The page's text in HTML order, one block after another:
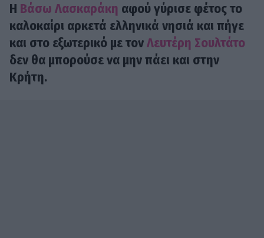
Η Βάσω Λασκαράκη αφού γύρισε φέτος το
καλοκαίρι αρκετά ελληνικά νησιά και πήγε
και στο εξωτερικό με τονΛευτέρη Σουλτάτο
δεν θα μπορούσε να μην πάει και στην
Κρήτη.